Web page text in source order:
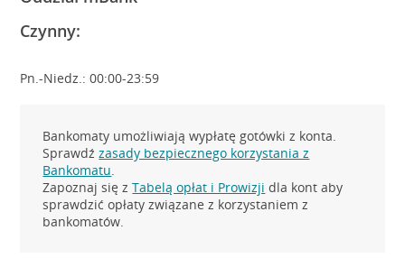
Czynny:
Pn.-Niedz.: 00:00-23:59
Bankomaty umożliwiają wypłatę gotówki z konta.
Sprawdźzasady bezpiecznego korzystania z
Bankomatu.
Zapoznaj się zTabelą opłat i Prowizji dla kont aby
sprawdzić opłaty związane z korzystaniem z
bankomatów.